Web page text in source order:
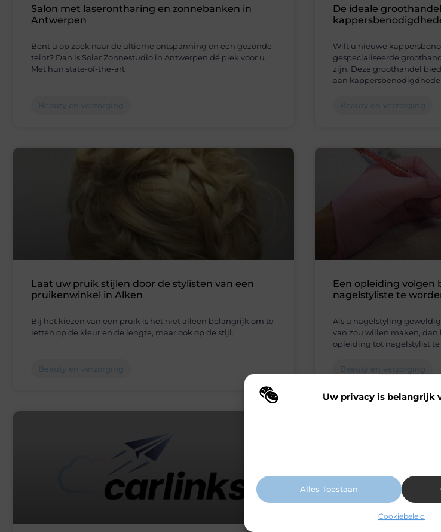
Uw privacy is belangrijk
Alles Toestaan
Cookiebeleid
Salon met laserontharing en zonnebanken in
Antwerpen
Bent u op zoek naar de ultieme ontspanning en een gezonde
teint? Dan is Solar Zonnestudio in Antwerpen dé plek voor u.
Met hun state-of-the-art
Beauty en verzorging
De ideale
Wilt u nieuwe
gespecialiseerde
zijn. Deze groothandel
aan
Beauty en verzorging
Laat uw pruik stijlen door de stylisten van een
pruikenwinkel in Alken
Bij het kiezen van een pruik is het niet alleen belangrijk om te
letten op de kleur en de lengte, maar ook op de stijl.
Beauty en verzorging
Een opleiding volgen
nagelstyliste te
Als u nagelstyling
van zou willen maken,
opleiding tot nagelstylist te
Beauty en verzorging